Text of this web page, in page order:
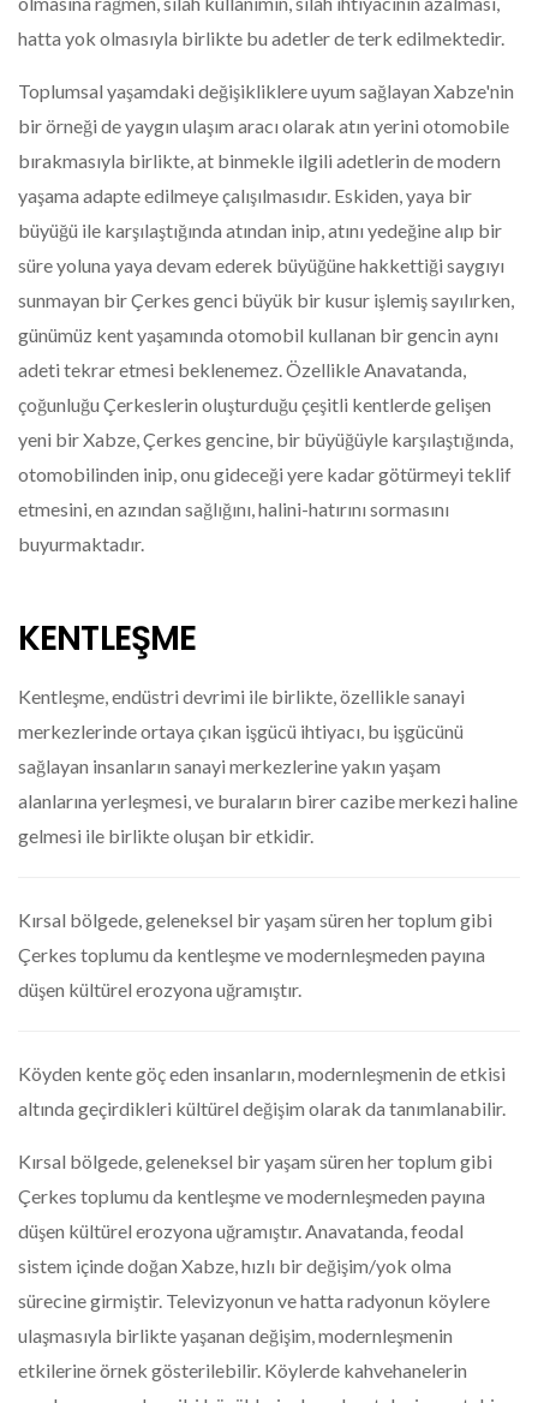
hatta yok olmasıyla birlikte bu adetler de terk edilmektedir.
Toplumsal yaşamdaki değişikliklere uyum sağlayan Xabze'nin
bir örneği de yaygın ulaşım aracı olarak atın yerini otomobile
bırakmasıyla birlikte, at binmekle ilgili adetlerin de modern
yaşama adapte edilmeye çalışılmasıdır. Eskiden, yaya bir
büyüğü ile karşılaştığında atından inip, atını yedeğine alıp bir
süre yoluna yaya devam ederek büyüğüne hakkettiği saygıyı
sunmayan bir Çerkes genci büyük bir kusur işlemiş sayılırken,
günümüz kent yaşamında otomobil kullanan bir gencin aynı
adeti tekrar etmesi beklenemez. Özellikle Anavatanda,
çoğunluğu Çerkeslerin oluşturduğu çeşitli kentlerde gelişen
yeni bir Xabze, Çerkes gencine, bir büyüğüyle karşılaştığında,
otomobilinden inip, onu gideceği yere kadar götürmeyi teklif
etmesini, en azından sağlığını, halini-hatırını sormasını
buyurmaktadır.
KENTLEŞME
Kentleşme, endüstri devrimi ile birlikte, özellikle sanayi
merkezlerinde ortaya çıkan işgücü ihtiyacı, bu işgücünü
sağlayan insanların sanayi merkezlerine yakın yaşam
alanlarına yerleşmesi, ve buraların birer cazibe merkezi haline
gelmesi ile birlikte oluşan bir etkidir.
Kırsal bölgede, geleneksel bir yaşam süren her toplum gibi
Çerkes toplumu da kentleşme ve modernleşmeden payına
düşen kültürel erozyona uğramıştır.
Köyden kente göç eden insanların, modernleşmenin de etkisi
altında geçirdikleri kültürel değişim olarak da tanımlanabilir.
Kırsal bölgede, geleneksel bir yaşam süren her toplum gibi
Çerkes toplumu da kentleşme ve modernleşmeden payına
düşen kültürel erozyona uğramıştır. Anavatanda, feodal
sistem içinde doğan Xabze, hızlı bir değişim/yok olma
sürecine girmiştir. Televizyonun ve hatta radyonun köylere
ulaşmasıyla birlikte yaşanan değişim, modernleşmenin
etkilerine örnek gösterilebilir. Köylerde kahvehanelerin